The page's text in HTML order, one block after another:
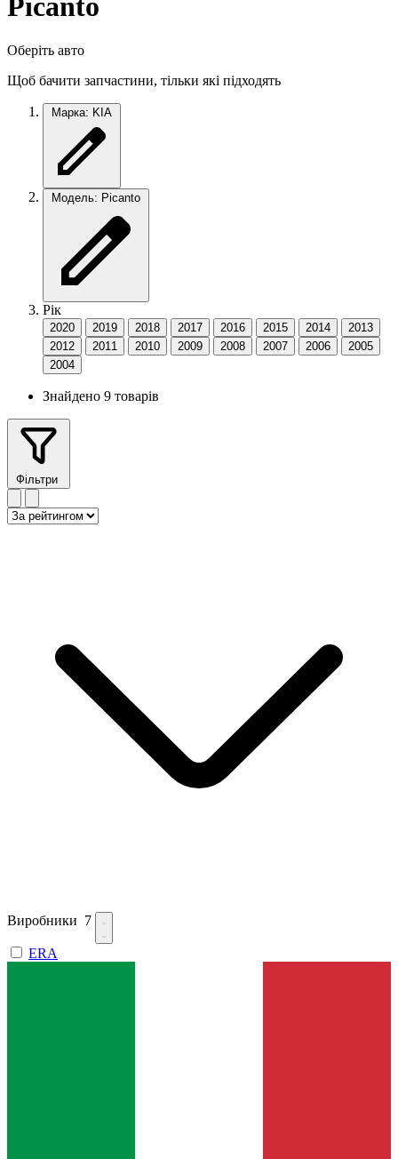
Picanto
Оберіть авто
Щоб бачити запчастини, тільки які підходять
Марка: KIA
Модель: Picanto
Рік
2020 2019 2018 2017 2016 2015 2014
2013
2012
2011 2010 2009 2008 2007 2006
2005
2004
Знайдено 9 товарів
Фільтри
Виробники 7
ERA